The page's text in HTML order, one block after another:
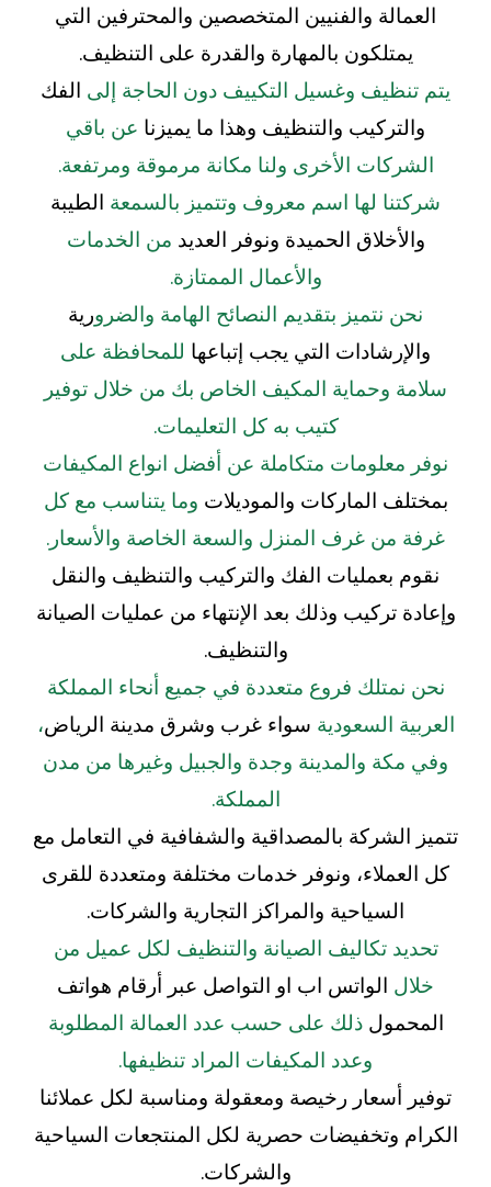
العمالة والفنيين المتخصصين والمحترفين التي
يمتلكون بالمهارة والقدرة على التنظيف.
يتم تنظيف وغسيل التكييف دون الحاجة إلى الفك
والتركيب والتنظيف وهذا ما يميزنا عن باقي
الشركات الأخرى ولنا مكانة مرموقة ومرتفعة.
شركتنا لها اسم معروف وتتميز بالسمعة الطيبة
والأخلاق الحميدة ونوفر العديد من الخدمات
والأعمال الممتازة.
نحن نتميز بتقديم النصائح الهامة والضرورية
والإرشادات التي يجب إتباعها للمحافظة على
سلامة وحماية المكيف الخاص بك من خلال توفير
كتيب به كل التعليمات.
نوفر معلومات متكاملة عن أفضل انواع المكيفات
بمختلف الماركات والموديلات وما يتناسب مع كل
غرفة من غرف المنزل والسعة الخاصة والأسعار.
نقوم بعمليات الفك والتركيب والتنظيف والنقل
وإعادة تركيب وذلك بعد الإنتهاء من عمليات الصيانة
والتنظيف.
نحن نمتلك فروع متعددة في جميع أنحاء المملكة
العربية السعودية سواء غرب وشرق مدينة الرياض،
وفي مكة والمدينة وجدة والجبيل وغيرها من مدن
المملكة.
تتميز الشركة بالمصداقية والشفافية في التعامل مع
كل العملاء، ونوفر خدمات مختلفة ومتعددة للقرى
السياحية والمراكز التجارية والشركات.
تحديد تكاليف الصيانة والتنظيف لكل عميل من
خلال الواتس اب او التواصل عبر أرقام هواتف
المحمول ذلك على حسب عدد العمالة المطلوبة
وعدد المكيفات المراد تنظيفها.
توفير أسعار رخيصة ومعقولة ومناسبة لكل عملائنا
الكرام وتخفيضات حصرية لكل المنتجعات السياحية
والشركات.